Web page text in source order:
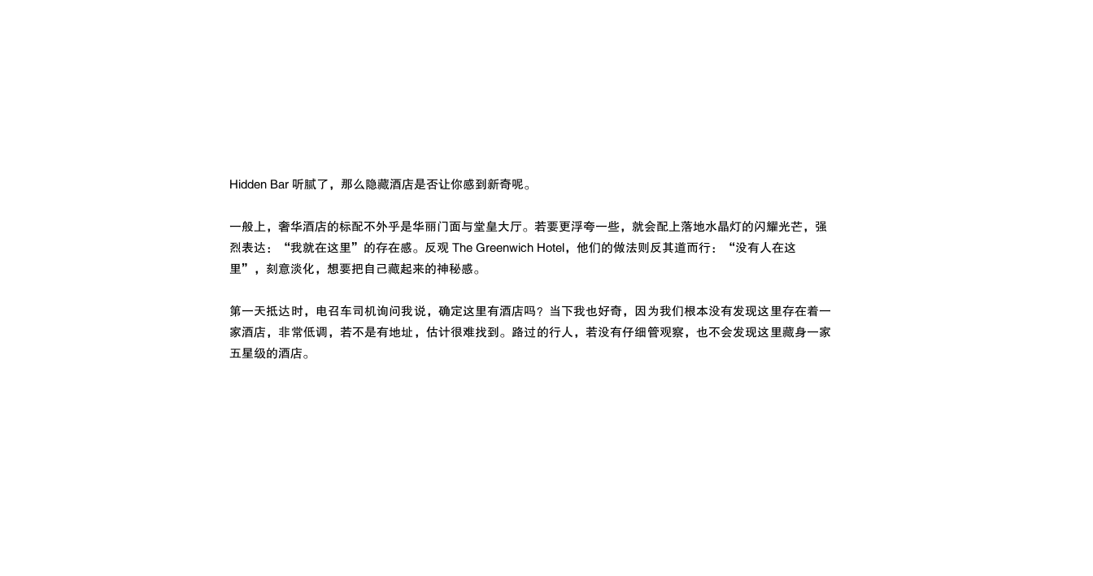
Hidden Bar 听腻了，那么隐藏酒店是否让你感到新奇呢。
一般上，奢华酒店的标配不外乎是华丽门面与堂皇大厅。若要更浮夸一些，就会配上落地水晶灯的闪耀光芒，强
烈表达：“我就在这里”的存在感。反观 The Greenwich Hotel，他们的做法则反其道而行：“没有人在这
里”，刻意淡化，想要把自己藏起来的神秘感。
第一天抵达时，电召车司机询问我说，确定这里有酒店吗？当下我也好奇，因为我们根本没有发现这里存在着一
家酒店，非常低调，若不是有地址，估计很难找到。路过的行人，若没有仔细管观察，也不会发现这里藏身一家
五星级的酒店。